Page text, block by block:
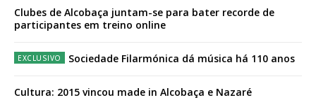
Clubes de Alcobaça juntam-se para bater recorde de
participantes em treino online
Sociedade Filarmónica dá música há 110 anos
Cultura: 2015 vincou made in Alcobaça e Nazaré